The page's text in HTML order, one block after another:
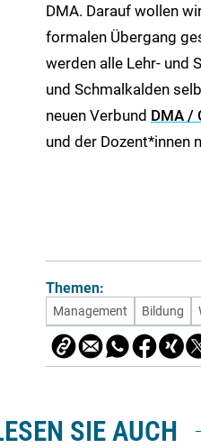
DMA. Darauf wollen
formalen Übergang
werden alle Lehr- und
und Schmalkalden
neuen Verbund DMA /
und der Dozent*innen
Themen:
Management Bildung
SIE AUCH